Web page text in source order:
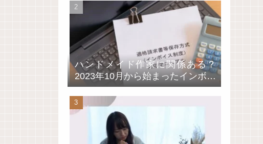
ハンドメイド作家に関係ある？
2023年10月から始まったインボイ
ス制度